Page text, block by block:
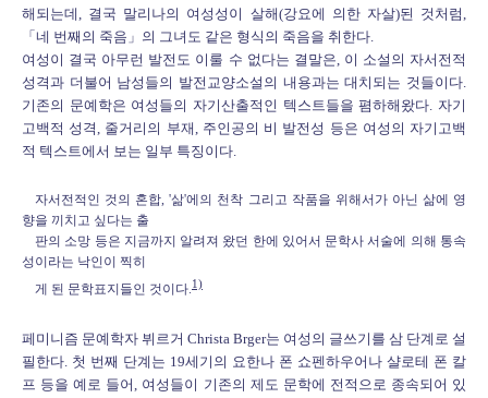
해되는데, 결국 말리나의 여성성이 살해(강요에 의한 자살)된 것처럼,
「네 번째의 죽음」의 그녀도 같은 형식의 죽음을 취한다.
여성이 결국 아무런 발전도 이룰 수 없다는 결말은, 이 소설의 자서전적
성격과 더불어 남성들의 발전교양소설의 내용과는 대치되는 것들이다.
기존의 문예학은 여성들의 자기산출적인 텍스트들을 폄하해왔다. 자기
고백적 성격, 줄거리의 부재, 주인공의 비 발전성 등은 여성의 자기고백
적 텍스트에서 보는 일부 특징이다.
자서전적인 것의 혼합, '삶'에의 천착 그리고 작품을 위해서가 아닌 삶에 영
향을 끼치고 싶다는 출
판의 소망 등은 지금까지 알려져 왔던 한에 있어서 문학사 서술에 의해 통속
성이라는 낙인이 찍히
게 된 문학표지들인 것이다.1)
페미니즘 문예학자 뷔르거 Christa Brger는 여성의 글쓰기를 삼 단계로 설
필한다. 첫 번째 단계는 19세기의 요한나 폰 쇼펜하우어나 샬로테 폰 칼
프 등을 예로 들어, 여성들이 기존의 제도 문학에 전적으로 종속되어 있